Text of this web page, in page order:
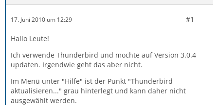
17. Juni 2010 um 12:29 #1
Hallo Leute!
Ich verwende Thunderbird und möchte auf Version 3.0.4
updaten. Irgendwie geht das aber nicht.
Im Menü unter "Hilfe" ist der Punkt "Thunderbird
aktualisieren..." grau hinterlegt und kann daher nicht
ausgewählt werden.